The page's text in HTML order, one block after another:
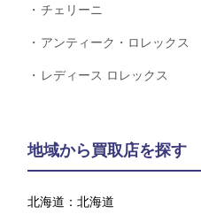
チェリーニ
アンティーク・ロレックス
レディース ロレックス
地域から買取店を探す
北海道：北海道